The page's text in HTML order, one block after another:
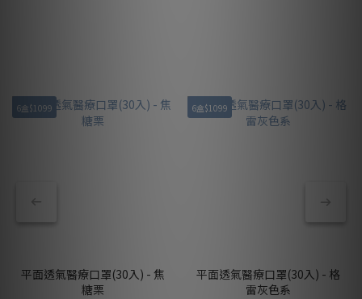
6盒$1099
平面透氣醫療口罩(30入) - 焦
糖栗
6盒$1099
平面透氣醫療口罩(30入) - 格
雷灰色系